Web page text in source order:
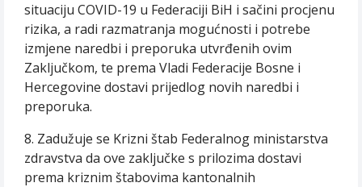
situaciju COVID-19 u Federaciji BiH i sačini procjenu
rizika, a radi razmatranja mogućnosti i potrebe
izmjene naredbi i preporuka utvrđenih ovim
Zaključkom, te prema Vladi Federacije Bosne i
Hercegovine dostavi prijedlog novih naredbi i
preporuka.
8. Zadužuje se Krizni štab Federalnog ministarstva
zdravstva da ove zaključke s prilozima dostavi
prema kriznim štabovima kantonalnih